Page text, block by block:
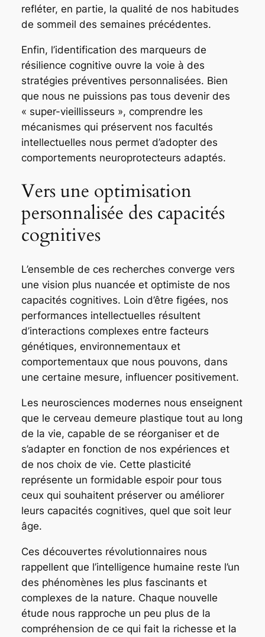
refléter, en partie, la qualité de nos habitudes
de sommeil des semaines précédentes.
Enfin, l’identification des marqueurs de
résilience cognitive ouvre la voie à des
stratégies préventives personnalisées. Bien
que nous ne puissions pas tous devenir des
« super-vieillisseurs », comprendre les
mécanismes qui préservent nos facultés
intellectuelles nous permet d’adopter des
comportements neuroprotecteurs adaptés.
Vers une optimisation
personnalisée des capacités
cognitives
L’ensemble de ces recherches converge vers
une vision plus nuancée et optimiste de nos
capacités cognitives. Loin d’être figées, nos
performances intellectuelles résultent
d’interactions complexes entre facteurs
génétiques, environnementaux et
comportementaux que nous pouvons, dans
une certaine mesure, influencer positivement.
Les neurosciences modernes nous enseignent
que le cerveau demeure plastique tout au long
de la vie, capable de se réorganiser et de
s’adapter en fonction de nos expériences et
de nos choix de vie. Cette plasticité
représente un formidable espoir pour tous
ceux qui souhaitent préserver ou améliorer
leurs capacités cognitives, quel que soit leur
âge.
Ces découvertes révolutionnaires nous
rappellent que l’intelligence humaine reste l’un
des phénomènes les plus fascinants et
complexes de la nature. Chaque nouvelle
étude nous rapproche un peu plus de la
compréhension de ce qui fait la richesse et la